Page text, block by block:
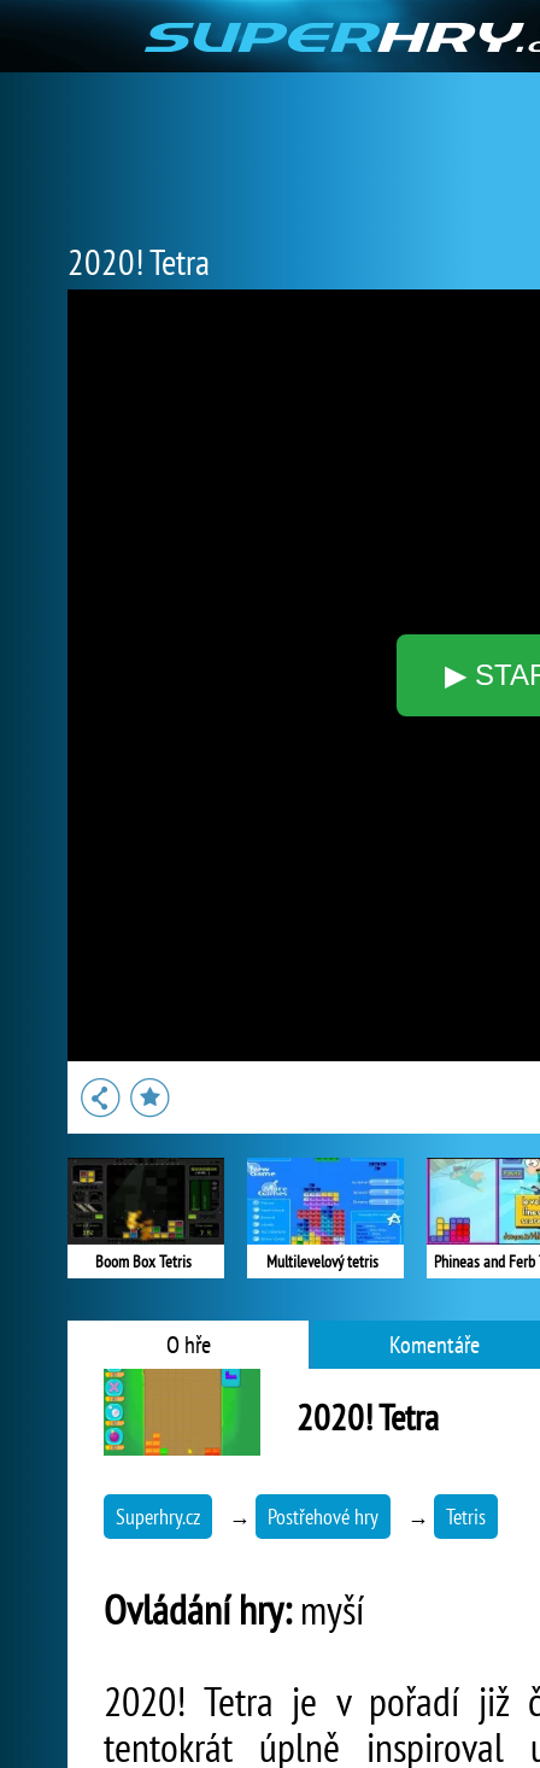
2020! Tetra
▶
Boom Box Tetris Multilevelový tetris Phineas and Ferb
O hře Komentáře
2020! Tetra
Superhry.cz → Postřehové hry → Tetris
Ovládání hry:myší
2020! Tetra je v pořadí již
tentokrát úplně inspiroval